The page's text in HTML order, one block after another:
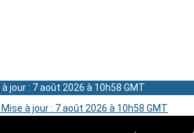
à jour : 7 août 2026 à 10h58 GMT
jour : 7 août 2026 à 10h58 GMT